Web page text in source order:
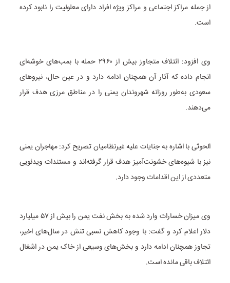
از جمله مراکز اجتماعی و مراکز ویژه افراد دارای معلولیت را نابود کرده
است.
وی افزود: ائتلاف متجاوز بیش از ۲۹۶۰ حمله با بمب‌های خوشه‌ای
انجام داده که آثار آن همچنان ادامه دارد و در عین حال، نیروهای
سعودی به‌طور روزانه شهروندان یمنی را در مناطق مرزی هدف قرار
می‌دهند.
الحوثی با اشاره به جنایات علیه غیرنظامیان تصریح کرد: مهاجران یمنی
نیز با شیوه‌های خشونت‌آمیز هدف قرار گرفته‌اند و مستندات ویدئویی
متعددی از این اقدامات وجود دارد.
وی میزان خسارات وارد شده به بخش نفت یمن را بیش از ۵۷ میلیارد
دلار اعلام کرد و گفت: با وجود کاهش نسبی تنش در سال‌های اخیر،
تجاوز همچنان ادامه دارد و بخش‌های وسیعی از خاک یمن در اشغال
ائتلاف باقی مانده است.